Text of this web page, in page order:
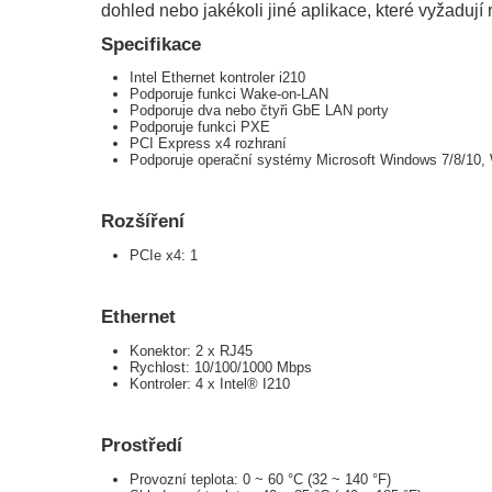
dohled nebo jakékoli jiné aplikace, které vyžadují
Specifikace
Intel Ethernet kontroler i210
Podporuje funkci Wake-on-LAN
Podporuje dva nebo čtyři GbE LAN porty
Podporuje funkci PXE
PCI Express x4 rozhraní
Podporuje operační systémy Microsoft Windows 7/8/
Rozšíření
PCIe x4: 1
Ethernet
Konektor: 2 x RJ45
Rychlost: 10/100/1000 Mbps
Kontroler: 4 x Intel® I210
Prostředí
Provozní teplota: 0 ~ 60 °C (32 ~ 140 °F)